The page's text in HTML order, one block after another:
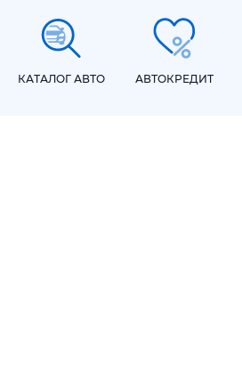
КАТАЛОГ АВТО АВТОКРЕДИТ